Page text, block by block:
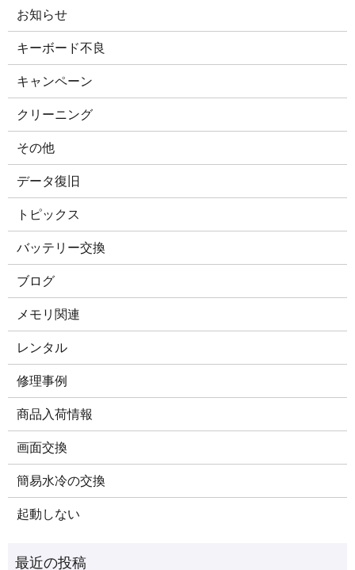
お知らせ
キーボード不良
キャンペーン
クリーニング
その他
データ復旧
トピックス
バッテリー交換
ブログ
メモリ関連
レンタル
修理事例
商品入荷情報
画面交換
簡易水冷の交換
起動しない